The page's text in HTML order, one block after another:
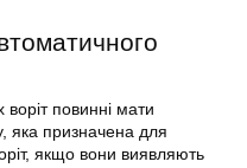
воріт повинні мати
яка призначена для
якщо вони виявляють